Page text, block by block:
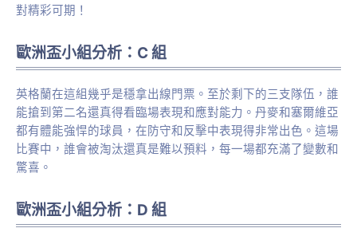
對精彩可期！
歐洲盃小組分析：C 組
英格蘭在這組幾乎是穩拿出線門票。至於剩下的三支隊伍，誰
能搶到第二名還真得看臨場表現和應對能力。丹麥和塞爾維亞
都有體能強悍的球員，在防守和反擊中表現得非常出色。這場
比賽中，誰會被淘汰還真是難以預料，每一場都充滿了變數和
驚喜。
歐洲盃小組分析：D 組